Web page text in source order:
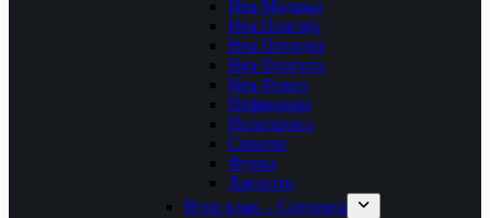
Неа Модања
Неа Плагија
Неа Потидеа
Неа Флогита
Неа Фокеа
Пефкохори
Полихроно
Сивири
Фурка
Ханиоти
Втор крак – Ситонија